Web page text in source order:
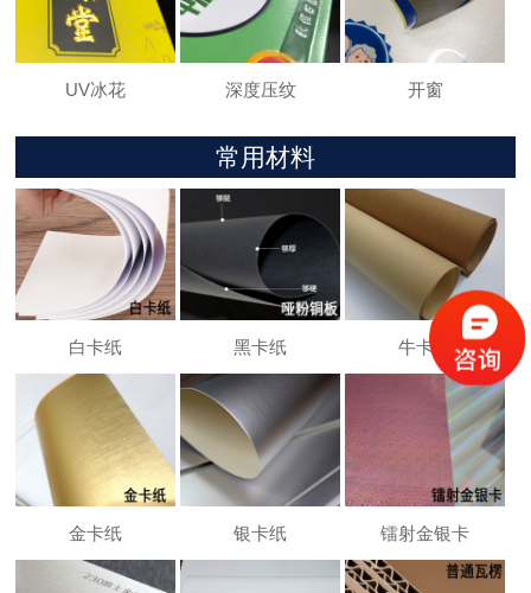
UV冰花 深度压纹 开窗
常用材料
白卡纸 黑卡纸 牛卡纸
金卡纸 银卡纸 镭射金银卡